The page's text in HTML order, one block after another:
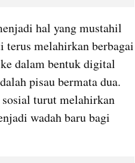
hal yang mustahil
terus melahirkan berbagai
dalam bentuk digital
pisau bermata dua.
sosial turut melahirkan
wadah baru bagi